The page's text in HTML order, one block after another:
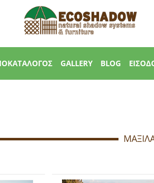
GALLERY BLOG